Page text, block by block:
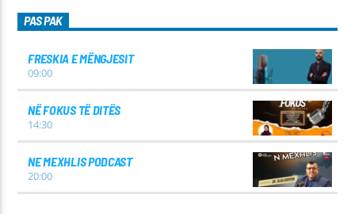
PAS PAK
FRESKIA E MËNGJESIT
09:00
NË FOKUS TË DITËS
14:30
NE MEXHLIS PODCAST
20:00